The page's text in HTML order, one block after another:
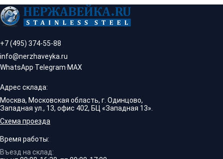
+7 (495) 374-55-88
info@nerzhaveyka.ru
WhatsApp·Telegram·MAX
Адрес склада:
Москва, Московская область, г. Одинцово,
Западная ул., 13, офис 402, БЦ «Западная 13».
Схема проезда
Время работы:
Въезд на склад: